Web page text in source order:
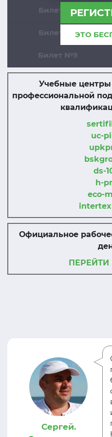
ЭТО
Билет №5
Билет №7
Билет №9
Учебные
профессиональной
uc-
ds-
h-
eco-
Официальное
ПЕРЕЙТИ
Сергей.